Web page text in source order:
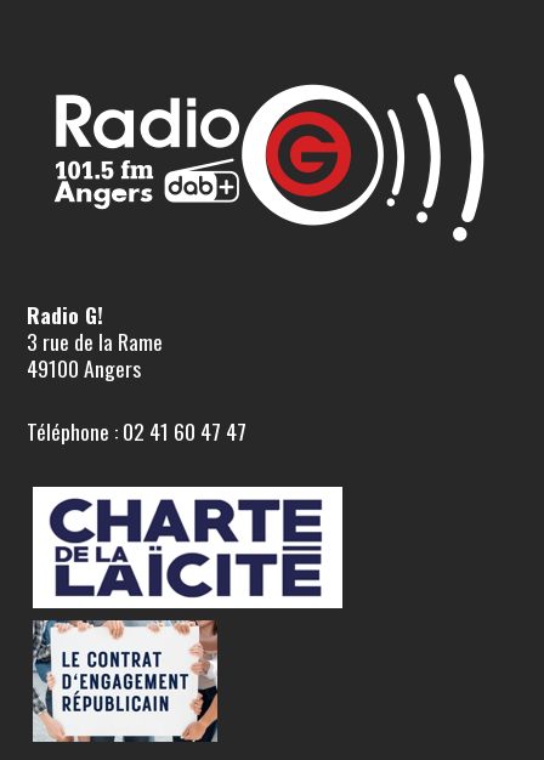
Radio G!
3 rue de la Rame
49100 Angers
Téléphone : 02 41 60 47 47